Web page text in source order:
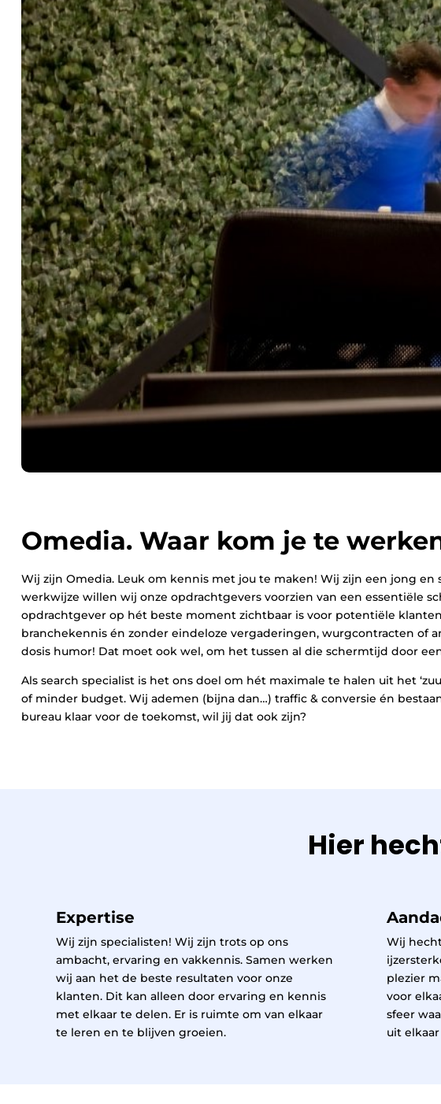
Omedia. Waar kom je te
Wij zijn Omedia. Leuk om kennis met jou te maken! Wij zijn een jong
werkwijze willen wij onze opdrachtgevers voorzien van een essentiële
opdrachtgever op hét beste moment zichtbaar is voor potentiële
branchekennis én zonder eindeloze vergaderingen, wurgcontracten of
dosis humor! Dat moet ook wel, om het tussen al die schermtijd door
Als search specialist is het ons doel om hét maximale te halen uit het
of minder budget. Wij ademen (bijna dan…) traffic & conversie én
bureau klaar voor de toekomst, wil jij dat ook zijn?
Hier
Expertise
Wij zijn specialisten! Wij zijn trots op ons
ambacht, ervaring en vakkennis. Samen werken
wij aan het de beste resultaten voor onze
klanten. Dit kan alleen door ervaring en kennis
met elkaar te delen. Er is ruimte om van elkaar
te leren en te blijven groeien.
Wij
plezier
voor
sfeer
uit